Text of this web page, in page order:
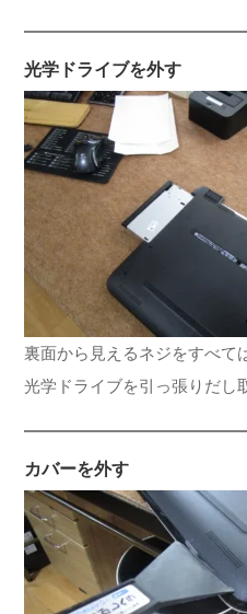
光学ドライブを外す
裏面から見えるネジをすべて
光学ドライブを引っ張りだし
カバーを外す